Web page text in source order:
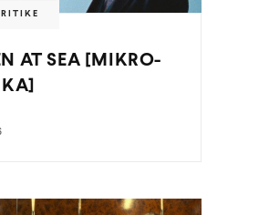
AT SEA [MIKRO-